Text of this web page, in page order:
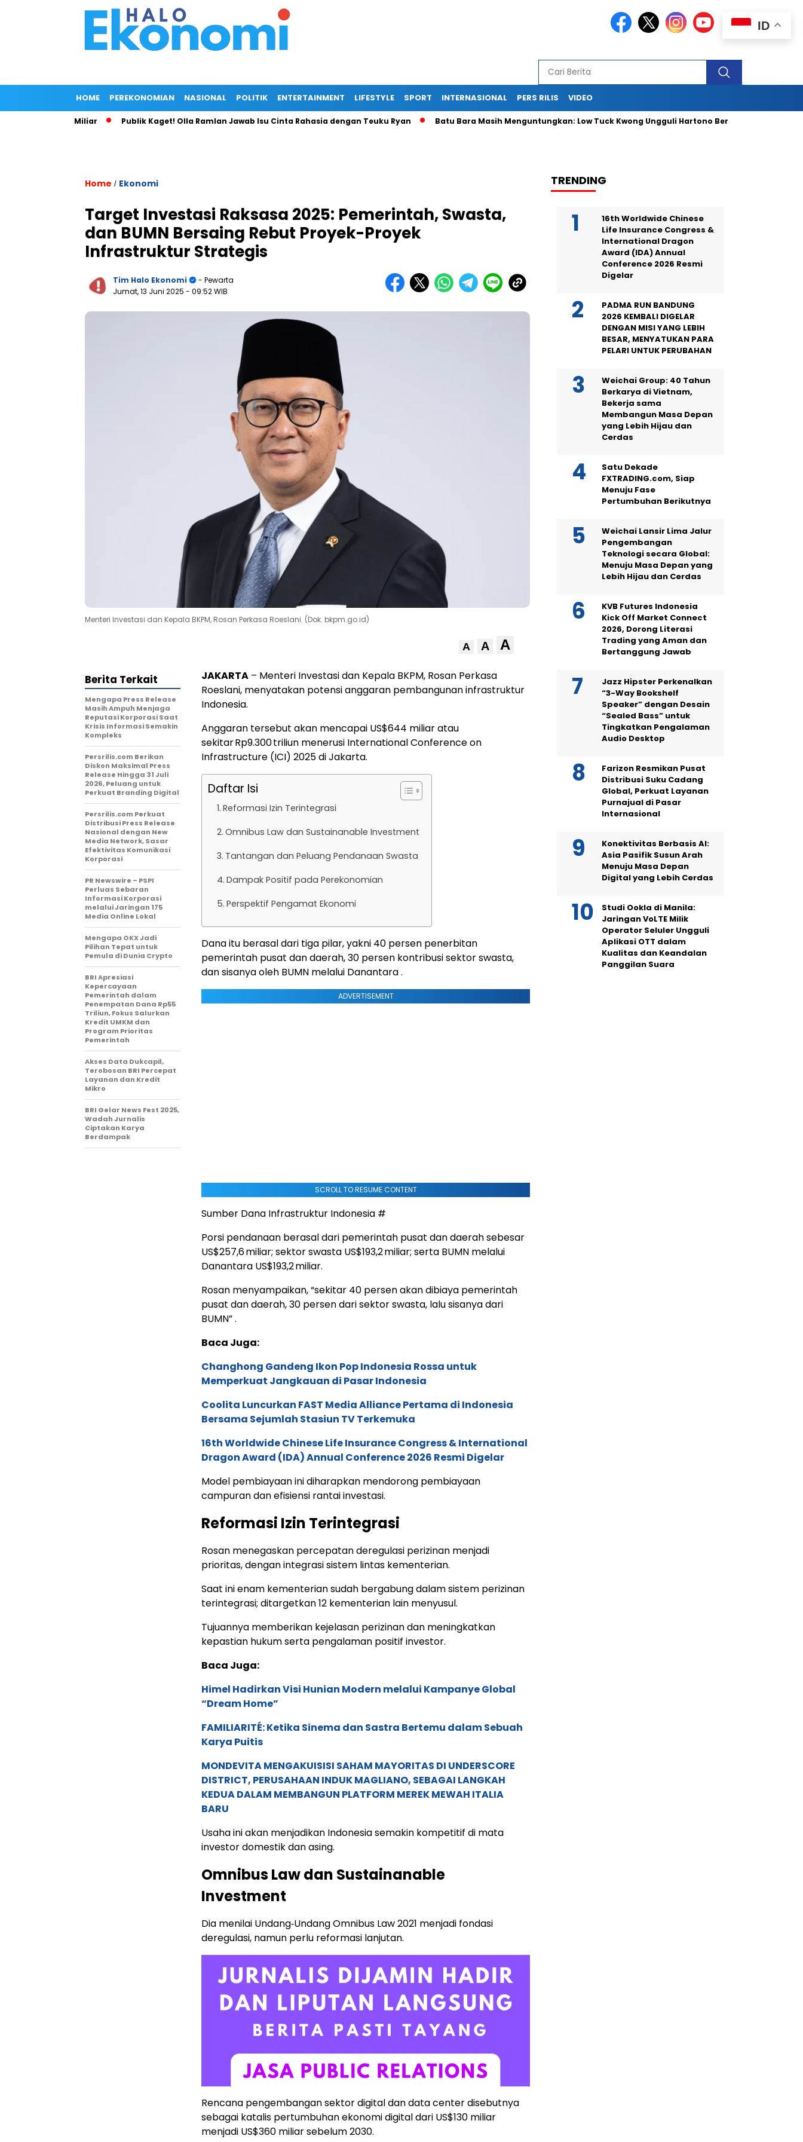
HOME PEREKONOMIAN NASIONAL POLITIK ENTERTAINMENT LIFESTYLE SPORT INTERNASIONAL PERS RILIS VIDEO
Publik Kaget! Olla Ramlan Jawab Isu Cinta Rahasia dengan Teuku Ryan Batu Bara Masih Menguntungkan: Low Tuck Kwong Ungguli Hartono Bersaudara
Home / Ekonomi
Target Investasi Raksasa 2025: Pemerintah, Swasta,
dan BUMN Bersaing Rebut Proyek-Proyek
Infrastruktur Strategis
Tim Halo Ekonomi
- Pewarta
Jumat, 13 Juni 2025 - 09:52 WIB
Menteri Investasi dan Kepala BKPM, Rosan Perkasa Roeslani. (Dok. bkpm.go.id)
A A A
JAKARTA – Menteri Investasi dan Kepala BKPM, Rosan Perkasa
Roeslani, menyatakan potensi anggaran pembangunan infrastruktur
Indonesia.
Anggaran tersebut akan mencapai US$644 miliar atau
sekitar Rp9.300 triliun menerusi International Conference on
Infrastructure (ICI) 2025 di Jakarta.
Daftar Isi
Reformasi Izin Terintegrasi
Omnibus Law dan Sustainanable Investment
Tantangan dan Peluang Pendanaan Swasta
Dampak Positif pada Perekonomian
Perspektif Pengamat Ekonomi
Dana itu berasal dari tiga pilar, yakni 40 persen penerbitan
pemerintah pusat dan daerah, 30 persen kontribusi sektor swasta,
dan sisanya oleh BUMN melalui Danantara .
ADVERTISEMENT
SCROLL TO RESUME CONTENT
Sumber Dana Infrastruktur Indonesia #
Porsi pendanaan berasal dari pemerintah pusat dan daerah sebesar
US$257,6 miliar; sektor swasta US$193,2 miliar; serta BUMN melalui
Danantara US$193,2 miliar.
Rosan menyampaikan, “sekitar 40 persen akan dibiaya pemerintah
pusat dan daerah, 30 persen dari sektor swasta, lalu sisanya dari
BUMN” .
Baca Juga:
Changhong Gandeng Ikon Pop Indonesia Rossa untuk
Memperkuat Jangkauan di Pasar Indonesia
Coolita Luncurkan FAST Media Alliance Pertama di Indonesia
Bersama Sejumlah Stasiun TV Terkemuka
16th Worldwide Chinese Life Insurance Congress & International
Dragon Award (IDA) Annual Conference 2026 Resmi Digelar
Model pembiayaan ini diharapkan mendorong pembiayaan
campuran dan efisiensi rantai investasi.
Reformasi Izin Terintegrasi
Rosan menegaskan percepatan deregulasi perizinan menjadi
prioritas, dengan integrasi sistem lintas kementerian.
Saat ini enam kementerian sudah bergabung dalam sistem perizinan
terintegrasi; ditargetkan 12 kementerian lain menyusul.
Tujuannya memberikan kejelasan perizinan dan meningkatkan
kepastian hukum serta pengalaman positif investor.
Baca Juga:
Himel Hadirkan Visi Hunian Modern melalui Kampanye Global
“Dream Home”
FAMILIARITÉ: Ketika Sinema dan Sastra Bertemu dalam Sebuah
Karya Puitis
MONDEVITA MENGAKUISISI SAHAM MAYORITAS DI UNDERSCORE
DISTRICT, PERUSAHAAN INDUK MAGLIANO, SEBAGAI LANGKAH
KEDUA DALAM MEMBANGUN PLATFORM MEREK MEWAH ITALIA
BARU
Usaha ini akan menjadikan Indonesia semakin kompetitif di mata
investor domestik dan asing.
Omnibus Law dan Sustainanable
Investment
Dia menilai Undang‑Undang Omnibus Law 2021 menjadi fondasi
deregulasi, namun perlu reformasi lanjutan.
Rencana pengembangan sektor digital dan data center disebutnya
sebagai katalis pertumbuhan ekonomi digital dari US$130 miliar
menjadi US$360 miliar sebelum 2030.
Berita Terkait
Mengapa Press Release
Masih Ampuh Menjaga
Reputasi Korporasi Saat
Krisis Informasi Semakin
Kompleks
Persrilis.com Berikan
Diskon Maksimal Press
Release Hingga 31 Juli
2026, Peluang untuk
Perkuat Branding Digital
Persrilis.com Perkuat
Distribusi Press Release
Nasional dengan New
Media Network, Sasar
Efektivitas Komunikasi
Korporasi
PR Newswire – PSPI
Perluas Sebaran
Informasi Korporasi
melalui Jaringan 175
Media Online Lokal
Mengapa OKX Jadi
Pilihan Tepat untuk
Pemula di Dunia Crypto
BRI Apresiasi
Kepercayaan
Pemerintah dalam
Penempatan Dana Rp55
Triliun, Fokus Salurkan
Kredit UMKM dan
Program Prioritas
Pemerintah
Akses Data Dukcapil,
Terobosan BRI Percepat
Layanan dan Kredit
Mikro
BRI Gelar News Fest 2025,
Wadah Jurnalis
Ciptakan Karya
Berdampak
TRENDING
16th Worldwide Chinese
Life Insurance Congress &
International Dragon
Award (IDA) Annual
Conference 2026 Resmi
Digelar
PADMA RUN BANDUNG
2026 KEMBALI DIGELAR
DENGAN MISI YANG LEBIH
BESAR, MENYATUKAN PARA
PELARI UNTUK PERUBAHAN
Weichai Group: 40 Tahun
Berkarya di Vietnam,
Bekerja sama
Membangun Masa Depan
yang Lebih Hijau dan
Cerdas
Satu Dekade
FXTRADING.com, Siap
Menuju Fase
Pertumbuhan Berikutnya
Weichai Lansir Lima Jalur
Pengembangan
Teknologi secara Global:
Menuju Masa Depan yang
Lebih Hijau dan Cerdas
KVB Futures Indonesia
Kick Off Market Connect
2026, Dorong Literasi
Trading yang Aman dan
Bertanggung Jawab
Jazz Hipster Perkenalkan
“3-Way Bookshelf
Speaker” dengan Desain
“Sealed Bass” untuk
Tingkatkan Pengalaman
Audio Desktop
Farizon Resmikan Pusat
Distribusi Suku Cadang
Global, Perkuat Layanan
Purnajual di Pasar
Internasional
Konektivitas Berbasis AI:
Asia Pasifik Susun Arah
Menuju Masa Depan
Digital yang Lebih Cerdas
Studi Ookla di Manila:
Jaringan VoLTE Milik
Operator Seluler Ungguli
Aplikasi OTT dalam
Kualitas dan Keandalan
Panggilan Suara
ID